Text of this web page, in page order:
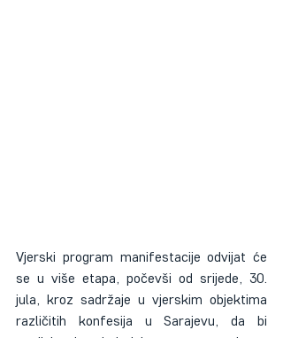
Vjerski program manifestacije odvijat će
se u više etapa, počevši od srijede, 30.
jula, kroz sadržaje u vjerskim objektima
različitih konfesija u Sarajevu, da bi